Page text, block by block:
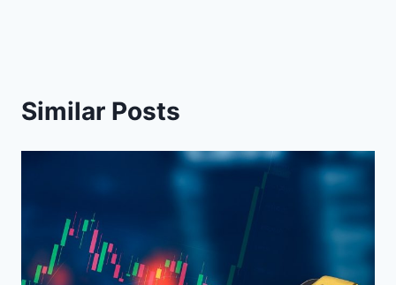
Similar Posts